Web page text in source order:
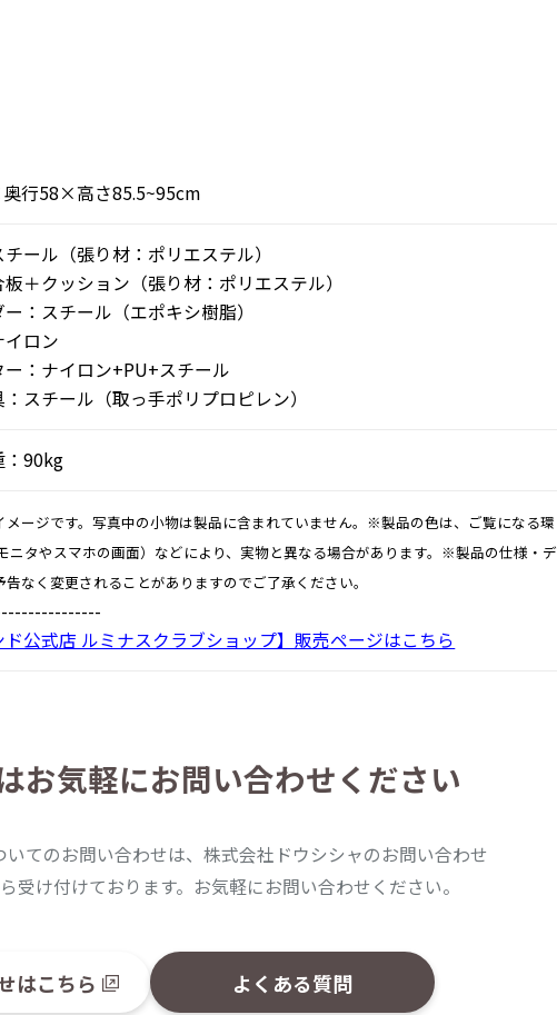
行58×高さ85.5~95cm
ール（張り材：ポリエステル）
＋クッション（張り材：ポリエステル）
：スチール（エポキシ樹脂）
イロン
ー：ナイロン+PU+スチール
スチール（取っ手ポリプロピレン）
：90kg
ージです。写真中の小物は製品に含まれていません。※製品の色は、ご覧になる環
ニタやスマホの画面）などにより、実物と異なる場合があります。※製品の仕様・デ
告なく変更されることがありますのでご了承ください。
ド公式店 ルミナスクラブショップ】販売ページはこちら
お気軽にお問い合わせください
てのお問い合わせは、株式会社ドウシシャのお問い合わせ
受け付けております。お気軽にお問い合わせください。
はこちら よくある質問